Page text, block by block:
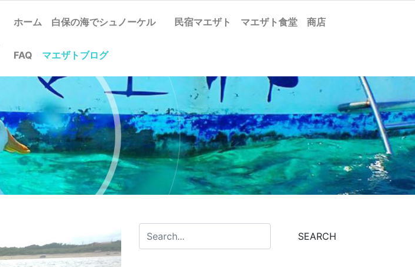
ホーム 白保の海でシュノーケル 民宿マエザト マエザト食堂 商店
FAQ マエザトブログ